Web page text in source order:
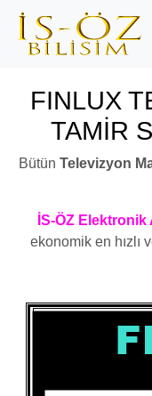
FINLUX
TAMİR
Bütün Televizyon
İS-ÖZ Elektronik
ekonomik en hızlı